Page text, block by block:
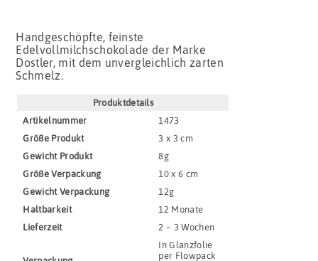
Handgeschöpfte, feinste
Edelvollmilchschokolade der Marke
Dostler, mit dem unvergleichlich zarten
Schmelz.
Produktdetails
Artikel­nummer
1473
Größe Produkt
3 x 3 cm
Gewicht Produkt
8g
Größe Verpackung
10 x 6 cm
Gewicht Verpackung
12g
Haltbar­keit
12 Monate
Lieferzeit
2 – 3 Wochen
In Glanzfolie
per Flowpack